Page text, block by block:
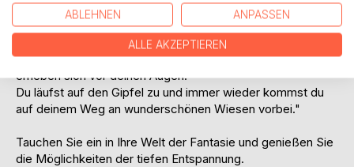
"Stelle dir vor, du bist in einem wunderschönen Gebirge.
Es ist traumhaftes Wetter, nicht zu warm und nicht zu kalt.
Überall um dich herum liegen große und kleine Steine,
Blumen und Gräser umgeben dich und gigantische Berge
erheben sich vor deinen Augen.
Du läufst auf den Gipfel zu und immer wieder kommst du
auf deinem Weg an wunderschönen Wiesen vorbei."
Tauchen Sie ein in Ihre Welt der Fantasie und genießen Sie
die Möglichkeiten der tiefen Entspannung.
ABLEHNEN ANPASSEN
ALLE AKZEPTIEREN